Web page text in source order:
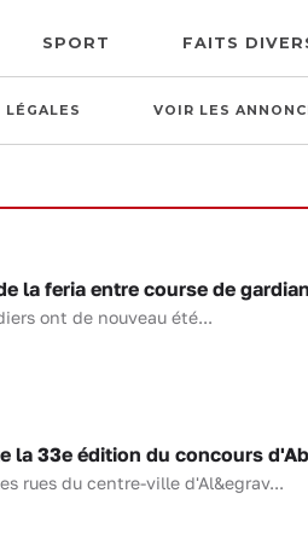
SPORT FAITS
VOIR LES
la feria entre course de
ont de nouveau été...
la 33e édition du concours
rues du centre-ville d'Al&egrav...